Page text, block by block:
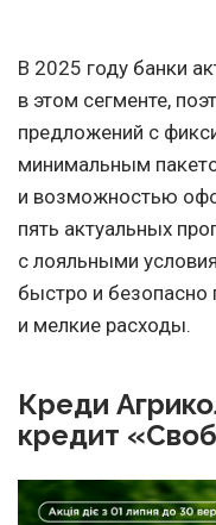
В 2025 году банки
в этом сегменте,
предложений с
минимальным
и возможностью
пять актуальных
с лояльными
быстро и безопасно
и мелкие расходы.
Креди
кредит